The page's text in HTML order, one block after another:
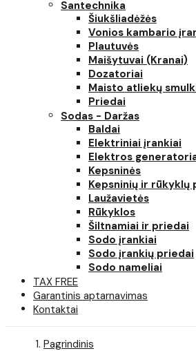
Santechnika
Šiukšliadėžės
Vonios kambario
Plautuvės
Maišytuvai (Kranai)
Dozatoriai
Maisto atliekų
Priedai
Sodas - Daržas
Baldai
Elektriniai įrankiai
Elektros
Kepsninės
Kepsninių ir rūkyklų
Laužavietės
Rūkyklos
Šiltnamiai ir priedai
Sodo įrankiai
Sodo įrankių priedai
Sodo nameliai
TAX FREE
Garantinis aptarnavimas
Kontaktai
Pagrindinis